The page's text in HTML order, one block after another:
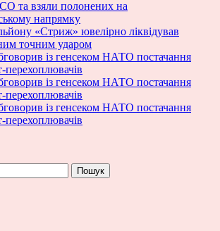
та взяли полонених на
напрямку
«Стриж» ювелірно ліквідував
точним ударом
із генсеком НАТО постачання
перехоплювачів
із генсеком НАТО постачання
перехоплювачів
із генсеком НАТО постачання
перехоплювачів
Пошук